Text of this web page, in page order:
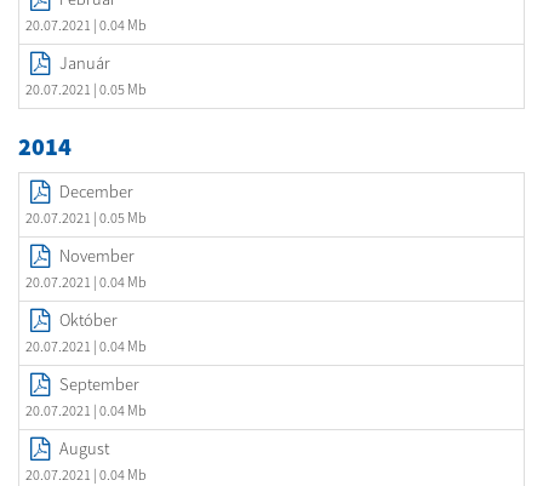
20.07.2021 | 0.04 Mb
Január
20.07.2021 | 0.05 Mb
2014
December
20.07.2021 | 0.05 Mb
November
20.07.2021 | 0.04 Mb
Október
20.07.2021 | 0.04 Mb
September
20.07.2021 | 0.04 Mb
August
20.07.2021 | 0.04 Mb